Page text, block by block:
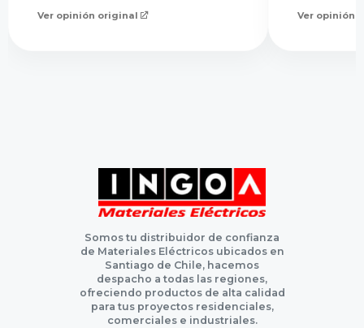
Ver opinión original Ver opinión
Somos tu distribuidor de confianza
de Materiales Eléctricos ubicados en
Santiago de Chile, hacemos
despacho a todas las regiones,
ofreciendo productos de alta calidad
para tus proyectos residenciales,
comerciales e industriales.